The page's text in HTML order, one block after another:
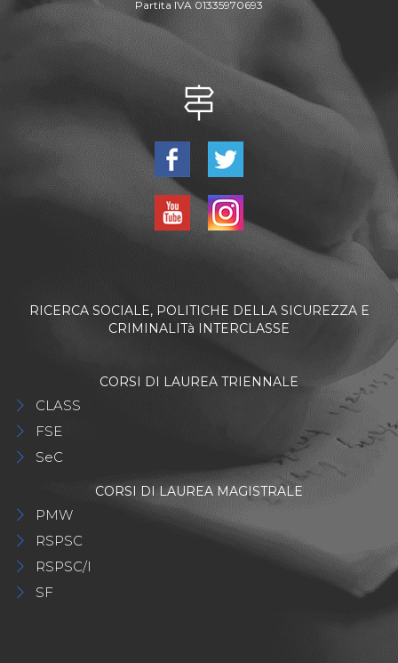
Partita IVA 01335970693
RICERCA SOCIALE, POLITICHE DELLA SICUREZZA E
CRIMINALITà INTERCLASSE
CORSI DI LAUREA TRIENNALE
CLASS
FSE
SeC
CORSI DI LAUREA MAGISTRALE
PMW
RSPSC
RSPSC/I
SF